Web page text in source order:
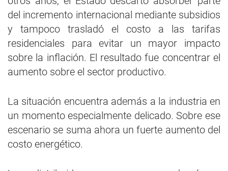
del incremento internacional mediante subsidios
y tampoco trasladó el costo a las tarifas
residenciales para evitar un mayor impacto
sobre la inflación. El resultado fue concentrar el
aumento sobre el sector productivo.
La situación encuentra además a la industria en
un momento especialmente delicado. Sobre ese
escenario se suma ahora un fuerte aumento del
costo energético.